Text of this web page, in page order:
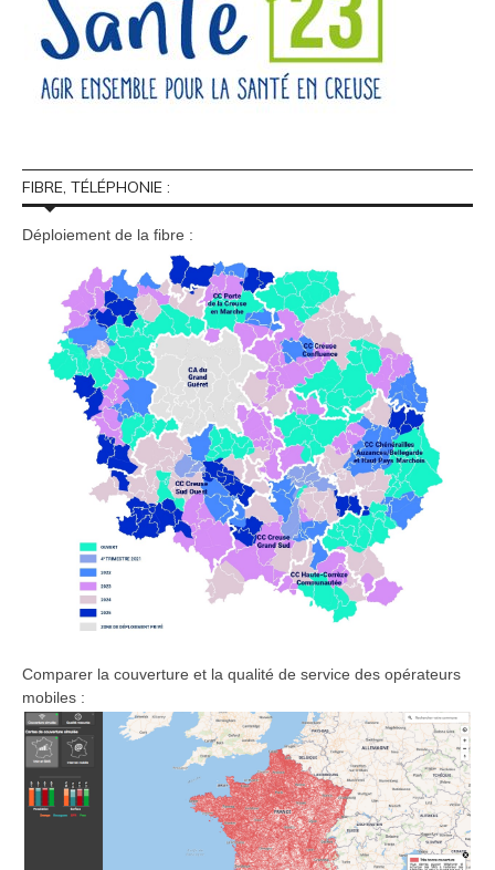
FIBRE, TÉLÉPHONIE :
Déploiement de la fibre :
Comparer la couverture et la qualité de service des opérateurs
mobiles :